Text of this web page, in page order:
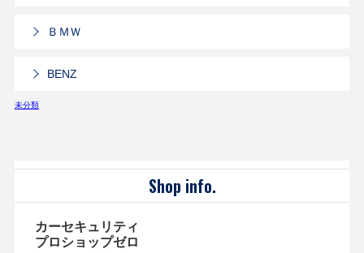
ＢＭＷ
BENZ
未分類
Shop info.
カーセキュリティ
プロショップゼロ